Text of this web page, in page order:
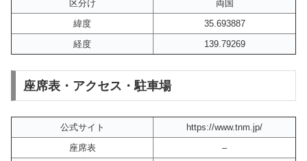
区分け
両国
緯度
35.693887
経度
139.79269
座席表・アクセス・駐車場
公式サイト
https://www.tnm.jp/
座席表
–